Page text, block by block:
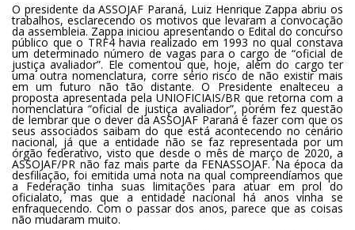
O presidente da ASSOJAF Paraná, Luiz Henrique Zappa abriu os
trabalhos, esclarecendo os motivos que levaram a convocação
da assembleia. Zappa iniciou apresentando o Edital do concurso
público que o TRF4 havia realizado em 1993 no qual constava
um determinado número de vagas para o cargo de “oficial de
justiça avaliador”. Ele comentou que, hoje, além do cargo ter
uma outra nomenclatura, corre sério risco de não existir mais
em um futuro não tão distante. O Presidente enalteceu a
proposta apresentada pela UNIOFICIAIS/BR que retorna com a
nomenclatura “oficial de justiça avaliador”, porém fez questão
de lembrar que o dever da ASSOJAF Paraná é fazer com que os
seus associados saibam do que está acontecendo no cenário
nacional, já que a entidade não se faz representada por um
órgão federativo, visto que desde o mês de março de 2020, a
ASSOJAF/PR não faz mais parte da FENASSOJAF. Na época da
desfiliação, foi emitida uma nota na qual compreendíamos que
a Federação tinha suas limitações para atuar em prol do
oficialato, mas que a entidade nacional há anos vinha se
enfraquecendo. Com o passar dos anos, parece que as coisas
não mudaram muito.